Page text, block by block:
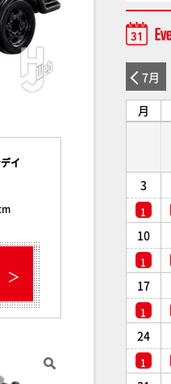
イ
7月
月
3
1
10
1
17
1
24
1